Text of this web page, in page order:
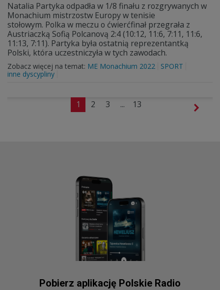
Natalia Partyka odpadła w 1/8 finału z rozgrywanych w
Monachium mistrzostw Europy w tenisie
stołowym. Polka w meczu o ćwierćfinał przegrała z
Austriaczką Sofią Polcanovą 2:4 (10:12, 11:6, 7:11, 11:6,
11:13, 7:11). Partyka była ostatnią reprezentantką
Polski, która uczestniczyła w tych zawodach.
Zobacz więcej na temat: ME Monachium 2022
SPORT
inne dyscypliny
1 2 3 ... 13
Pobierz aplikację Polskie Radio